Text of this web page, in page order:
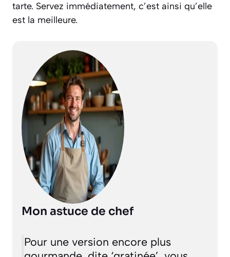
tarte. Servez immédiatement, c’est ainsi qu’elle
est la meilleure.
Mon astuce de chef
Pour une version encore plus